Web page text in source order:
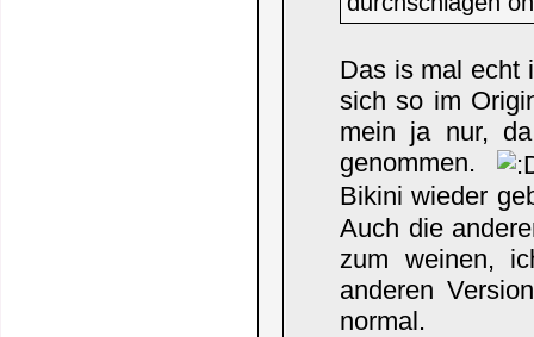
Das is mal echt
sich so im
mein ja nur,
genommen.
Bikini wieder
Auch die
zum weinen,
anderen
normal.